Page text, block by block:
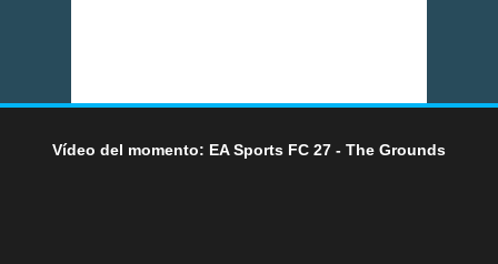
Vídeo del momento: EA Sports FC 27 - The Grounds